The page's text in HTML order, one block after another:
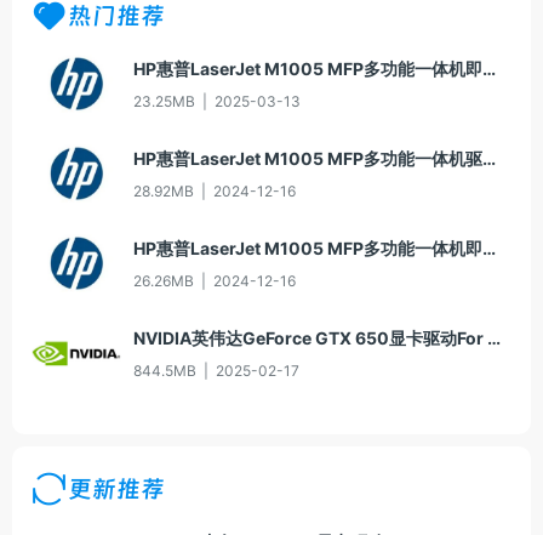
热门推荐
HP惠普LaserJet M1005 MFP多功能一体机即插即用驱动20070326版For Win7
23.25MB 2025-03-13
HP惠普LaserJet M1005 MFP多功能一体机驱动20060913版For Win2000/XP
28.92MB 2024-12-16
HP惠普LaserJet M1005 MFP多功能一体机即插即用驱动20070326版For Vista
26.26MB 2024-12-16
NVIDIA英伟达GeForce GTX 650显卡驱动For Win10-64
844.5MB 2025-02-17
更新推荐